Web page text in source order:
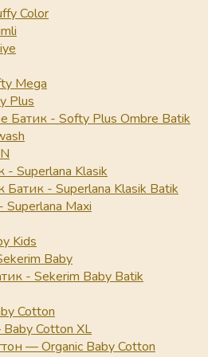
Color
Mega
Plus
- Softy Plus Ombre Batik
- Superlana Klasik
Батик - Superlana Klasik Batik
Maxi
Kids
Baby
- Sekerim Baby Batik
Cotton
Cotton XL
— Organic Baby Cotton